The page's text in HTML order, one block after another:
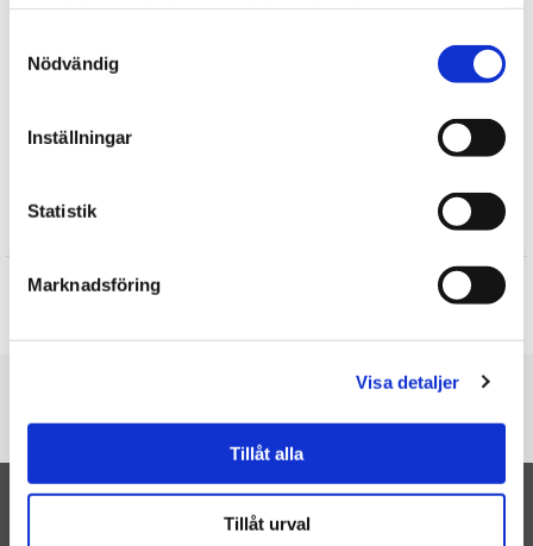
Nödvändig
Inställningar
Statistik
Marknadsföring
Visa detaljer
Tillåt alla
Tillåt urval
Bamser til baby
Produktet har ingen anmeldelser
Dadda Tøjdyr - Babblarna - Teddykompaniet
TIL TOP